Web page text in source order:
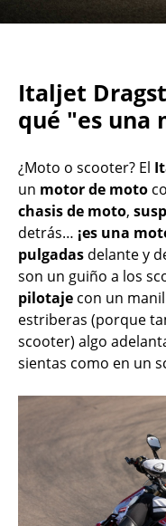
Italjet
qué "es una
¿Moto o scooter? El
un motor de moto
chasis de moto,
detrás… ¡es una
pulgadas delante y
son un guiño a los
pilotaje con un
estriberas (porque
scooter) algo
sientas como en un